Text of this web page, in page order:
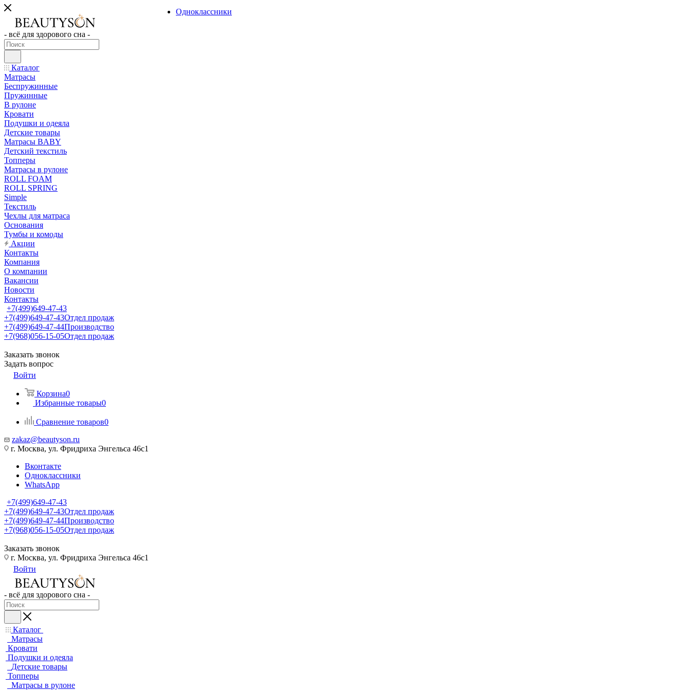
- всё для здорового сна -
Каталог
Матрасы
Беспружинные
Пружинные
В рулоне
Кровати
Подушки и одеяла
Детские товары
Матрасы BABY
Детский текстиль
Топперы
Матрасы в рулоне
ROLL FOAM
ROLL SPRING
Simple
Текстиль
Чехлы для матраса
Основания
Тумбы и комоды
Акции
Контакты
Компания
О компании
Вакансии
Новости
Контакты
+7(499)649-47-43
+7(499)649-47-43Отдел продаж
+7(499)649-47-44Производство
+7(968)056-15-05Отдел продаж
Заказать звонок
Задать вопрос
Войти
Корзина0
Избранные товары0
Сравнение товаров0
zakaz@beautyson.ru
г. Москва, ул. Фридриха Энгельса 46с1
Вконтакте
Одноклассники
WhatsApp
+7(499)649-47-43
+7(499)649-47-43Отдел продаж
+7(499)649-47-44Производство
+7(968)056-15-05Отдел продаж
Заказать звонок
Одноклассники
г. Москва, ул. Фридриха Энгельса 46с1
Войти
- всё для здорового сна -
Каталог
Матрасы
Кровати
Подушки и одеяла
Детские товары
Топперы
Матрасы в рулоне